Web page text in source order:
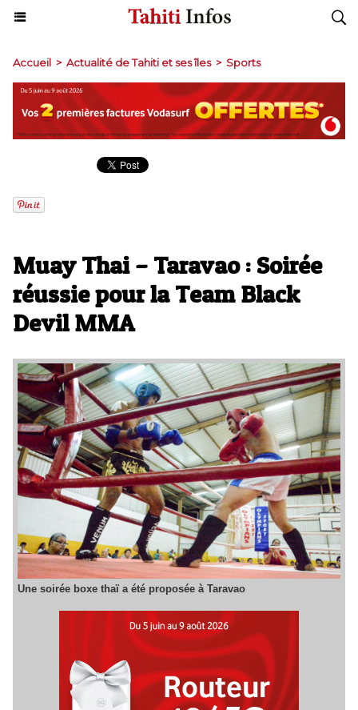
Accueil > Actualité de Tahiti et ses îles > Sports
Muay Thai – Taravao : Soirée
réussie pour la Team Black
Devil MMA
Une soirée boxe thaï a été proposée à Taravao